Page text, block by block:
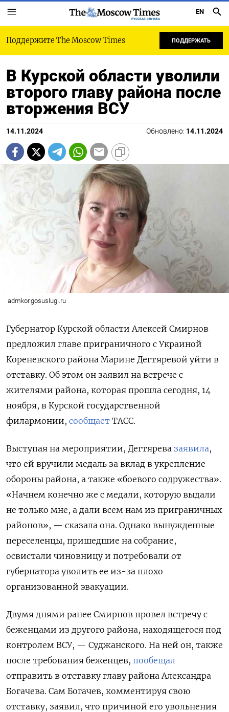
РУССКАЯ СЛУЖБА
EN
Поддержите The Moscow Times ПОДДЕРЖАТЬ
В Курской области уволили
второго главу района после
вторжения ВСУ
14.11.2024 Обновлено: 14.11.2024
admkor.gosuslugi.ru
Губернатор Курской области Алексей Смирнов
предложил главе приграничного с Украиной
Кореневского района Марине Дегтяревой уйти в
отставку. Об этом он заявил на встрече с
жителями района, которая прошла сегодня, 14
ноября, в Курской государственной
филармонии, сообщает ТАСС.
Выступая на мероприятии, Дегтярева заявила,
что ей вручили медаль за вклад в укрепление
обороны района, а также «боевого содружества».
«Начнем конечно же с медали, которую выдали
не только мне, а дали всем нам из приграничных
районов», — сказала она. Однако вынужденные
переселенцы, пришедшие на собрание,
освистали чиновницу и потребовали от
губернатора уволить ее из-за плохо
организованной эвакуации.
Двумя днями ранее Смирнов провел встречу с
беженцами из другого района, находящегося под
контролем ВСУ, — Суджанского. На ней он, также
после требования беженцев, пообещал
отправить в отставку главу района Александра
Богачева. Сам Богачев, комментируя свою
отставку, заявил, что причиной его увольнения